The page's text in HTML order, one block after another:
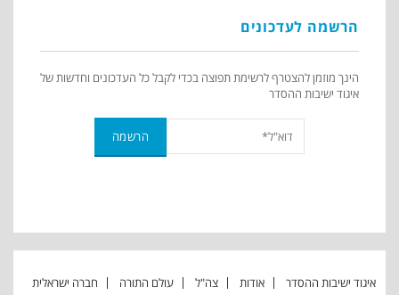
הרשמה לעדכונים
הינך מוזמן להצטרף לרשימת תפוצה בכדי לקבל כל העדכונים וחדשות של
איגוד ישיבות ההסדר
איגוד ישיבות ההסדר אודות צה"ל עולם התורה
חברה ישראלית